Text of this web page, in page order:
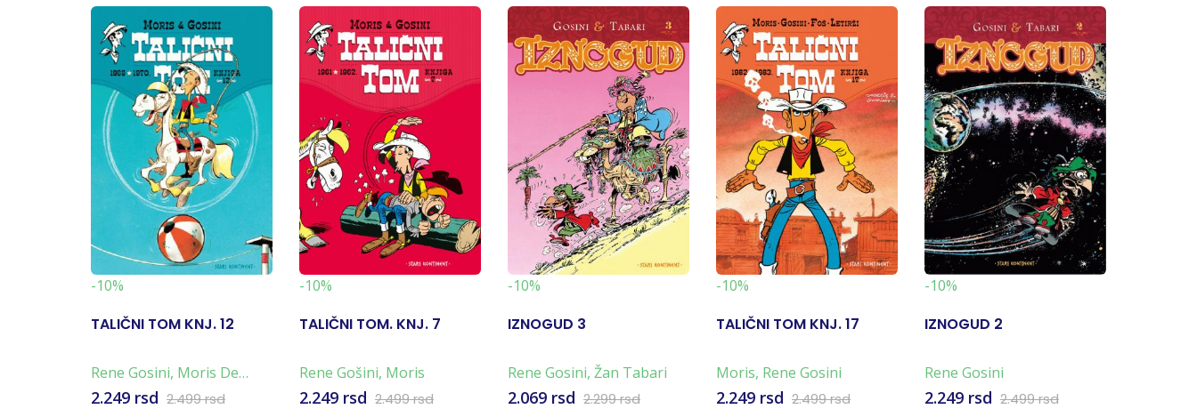
-10%
TALIČNI TOM KNJ. 12
Rene Gosini, Moris De
Bever
2.249 rsd 2.499 rsd
-10%
TALIČNI TOM. KNJ. 7
Rene Gošini, Moris
2.249 rsd 2.499 rsd
-10%
IZNOGUD 3
Rene Gosini, Žan Tabari
2.069 rsd 2.299 rsd
-10%
TALIČNI TOM KNJ. 17
Moris, Rene Gosini
2.249 rsd 2.499 rsd
-10%
IZNOGUD 2
Rene Gosini
2.249 rsd 2.499 rsd